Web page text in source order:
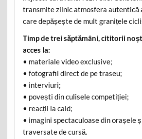
transmite zilnic atmosfera autentică
care depășește de mult granițele
Timp de trei săptămâni, cititorii
acces la:
• materiale video exclusive;
• fotografii direct de pe traseu;
• interviuri;
• povești din culisele competiției;
• reacții la cald;
• imagini spectaculoase din orașele
traversate de cursă.